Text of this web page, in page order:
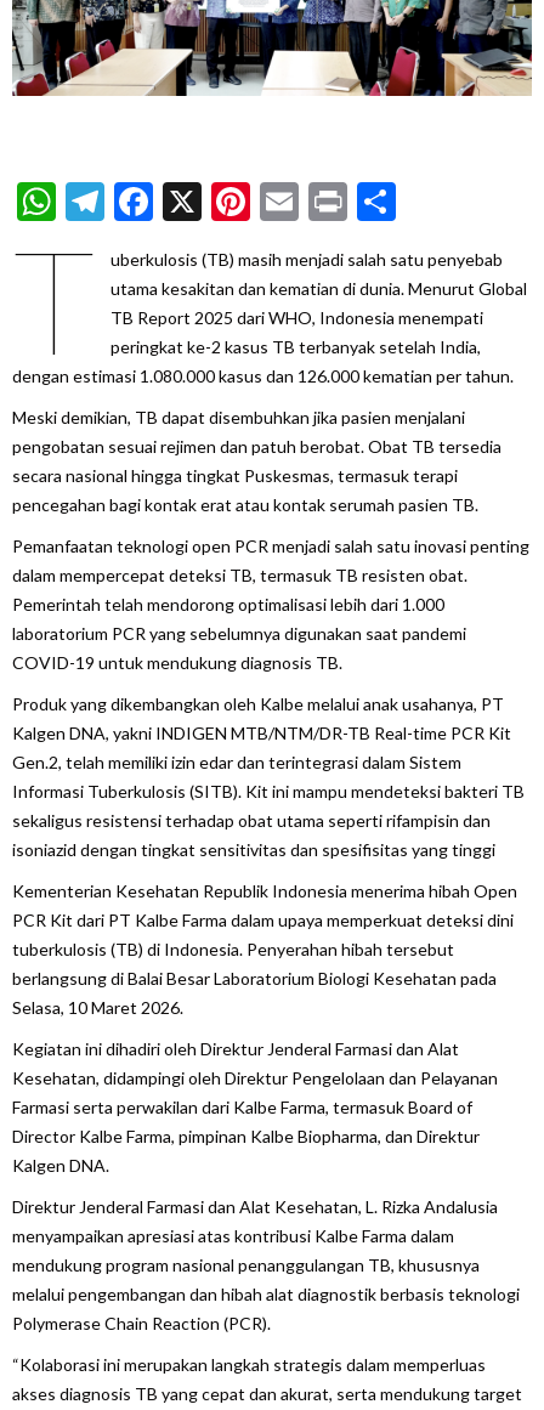
WhatsApp
Telegram
Facebook
X Pinterest
Email
Print
T
uberkulosis (TB) masih menjadi salah satu penyebab
utama kesakitan dan kematian di dunia. Menurut Global
TB Report 2025 dari WHO, Indonesia menempati
peringkat ke-2 kasus TB terbanyak setelah India,
dengan estimasi 1.080.000 kasus dan 126.000 kematian per tahun.
Meski demikian, TB dapat disembuhkan jika pasien menjalani
pengobatan sesuai rejimen dan patuh berobat. Obat TB tersedia
secara nasional hingga tingkat Puskesmas, termasuk terapi
pencegahan bagi kontak erat atau kontak serumah pasien TB.
Pemanfaatan teknologi open PCR menjadi salah satu inovasi penting
dalam mempercepat deteksi TB, termasuk TB resisten obat.
Pemerintah telah mendorong optimalisasi lebih dari 1.000
laboratorium PCR yang sebelumnya digunakan saat pandemi
COVID-19 untuk mendukung diagnosis TB.
Produk yang dikembangkan oleh Kalbe melalui anak usahanya, PT
Kalgen DNA, yakni INDIGEN MTB/NTM/DR-TB Real-time PCR Kit
Gen.2, telah memiliki izin edar dan terintegrasi dalam Sistem
Informasi Tuberkulosis (SITB). Kit ini mampu mendeteksi bakteri TB
sekaligus resistensi terhadap obat utama seperti rifampisin dan
isoniazid dengan tingkat sensitivitas dan spesifisitas yang tinggi
Kementerian Kesehatan Republik Indonesia menerima hibah Open
PCR Kit dari PT Kalbe Farma dalam upaya memperkuat deteksi dini
tuberkulosis (TB) di Indonesia. Penyerahan hibah tersebut
berlangsung di Balai Besar Laboratorium Biologi Kesehatan pada
Selasa, 10 Maret 2026.
Kegiatan ini dihadiri oleh Direktur Jenderal Farmasi dan Alat
Kesehatan, didampingi oleh Direktur Pengelolaan dan Pelayanan
Farmasi serta perwakilan dari Kalbe Farma, termasuk Board of
Director Kalbe Farma, pimpinan Kalbe Biopharma, dan Direktur
Kalgen DNA.
Direktur Jenderal Farmasi dan Alat Kesehatan, L. Rizka Andalusia
menyampaikan apresiasi atas kontribusi Kalbe Farma dalam
mendukung program nasional penanggulangan TB, khususnya
melalui pengembangan dan hibah alat diagnostik berbasis teknologi
Polymerase Chain Reaction (PCR).
“Kolaborasi ini merupakan langkah strategis dalam memperluas
akses diagnosis TB yang cepat dan akurat, serta mendukung target